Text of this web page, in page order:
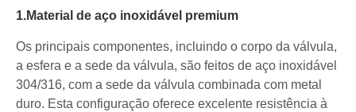
1.Material de aço inoxidável premium
Os principais componentes, incluindo o corpo da válvula,
a esfera e a sede da válvula, são feitos de aço inoxidável
304/316, com a sede da válvula combinada com metal
duro. Esta configuração oferece excelente resistência à